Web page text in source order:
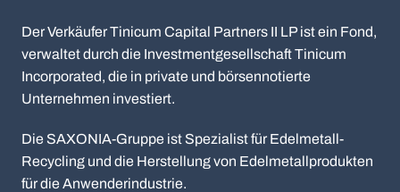
Der Verkäufer Tinicum Capital Partners II LP ist ein Fond,
verwaltet durch die Investmentgesellschaft Tinicum
Incorporated, die in private und börsennotierte
Unternehmen investiert.
Die SAXONIA-Gruppe ist Spezialist für Edelmetall-
Recycling und die Herstellung von Edelmetallprodukten
für die Anwenderindustrie.